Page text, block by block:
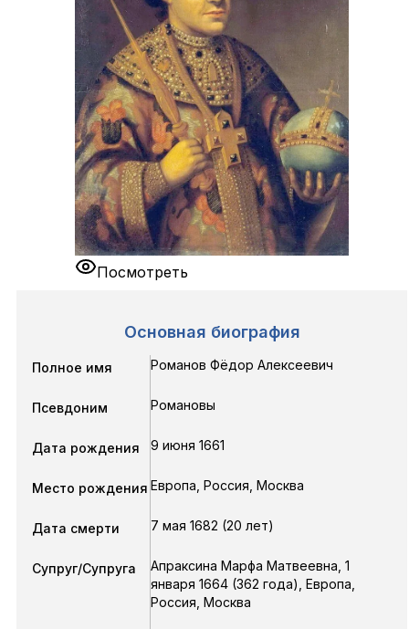
Посмотреть
Основная биография
Полное имя Романов Фёдор Алексеевич
Псевдоним Романовы
Дата рождения 9 июня 1661
Место рождения Европа, Россия, Москва
Дата смерти 7 мая 1682 (20 лет)
Супруг/Супруга Апраксина Марфа Матвеевна 1
января 1664 (362 года), Европа,
Россия, Москва